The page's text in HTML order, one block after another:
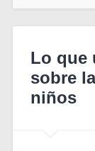
Lo que
sobre
niños